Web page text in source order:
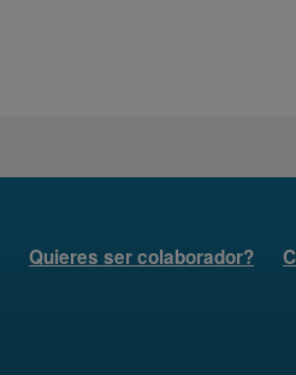
Quieres ser colaborador?